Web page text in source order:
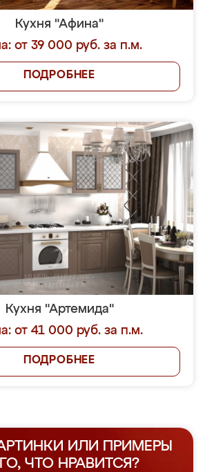
Кухня "Афина"
от 39 000 руб. за п.м.
ПОДРОБНЕЕ
Кухня "Артемида"
от 41 000 руб. за п.м.
ПОДРОБНЕЕ
ИЛИ ПРИМЕРЫ
ЧТО НРАВИТСЯ?